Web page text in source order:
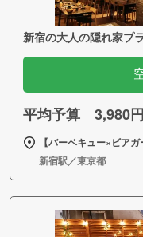
新宿の大人の隠れ家プ
平均予算 3,980円
【バーベキュー×ビア
新宿駅／東京都